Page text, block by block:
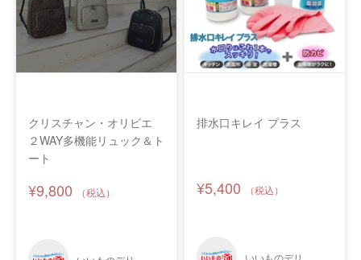
クリスチャン・オリビエ
２WAY多機能リュック＆ト
ート
¥9,800
排水口キレイ プラス
¥5,400